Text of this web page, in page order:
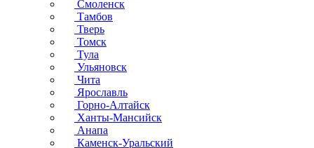
Смоленск
Тамбов
Тверь
Томск
Тула
Ульяновск
Чита
Ярославль
Горно-Алтайск
Ханты-Мансийск
Анапа
Каменск-Уральский